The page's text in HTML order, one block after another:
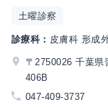
土曜診察
診療科： 皮膚科 形成
〒2750026 千葉県
406B
047-409-3737